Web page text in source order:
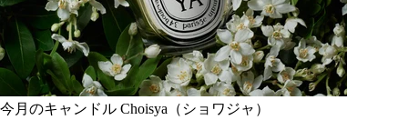
今月のキャンドル Choisya（ショワジャ）